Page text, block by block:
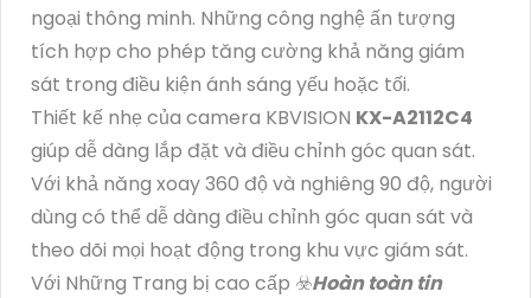
ngoại thông minh. Những công nghệ ấn tượng
tích hợp cho phép tăng cường khả năng giám
sát trong điều kiện ánh sáng yếu hoặc tối.
Thiết kế nhẹ của camera KBVISION KX-A2112C4
giúp dễ dàng lắp đặt và điều chỉnh góc quan sát.
Với khả năng xoay 360 độ và nghiêng 90 độ, người
dùng có thể dễ dàng điều chỉnh góc quan sát và
theo dõi mọi hoạt động trong khu vực giám sát.
Với Những Trang bị cao cấp ☣️Hoàn toàn tin